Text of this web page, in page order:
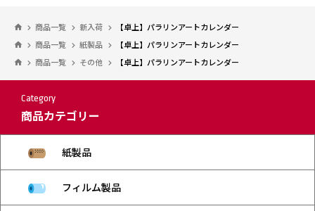
商品一覧 新入荷
【卓上】パラリンアートカレンダー
商品一覧
紙製品
【卓上】パラリンアートカレンダー
商品一覧
その他 【卓上】パラリンアートカレンダー
Category
商品カテゴリー
紙製品
フィルム製品